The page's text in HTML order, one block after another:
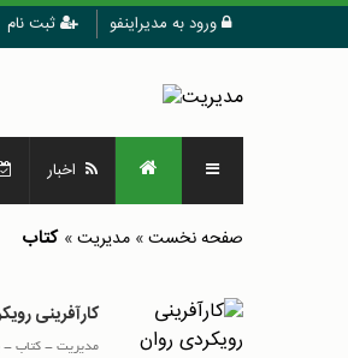
ورود به مدیراینفو ثبت نام
اخبار
صفحه نخست» مدیریت» کتاب
کارآفرینی
مدیریت-کتاب-